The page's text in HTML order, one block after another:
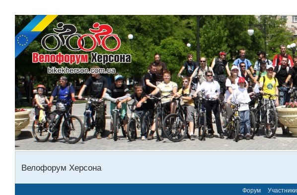
Велофорум Херсона
Форум Участники